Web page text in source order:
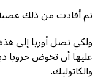
ثم أفادت من ذلك
ولكي تصل أوربا إلى هذه
عليها أن تخوض حروبا
والكاثوليك.